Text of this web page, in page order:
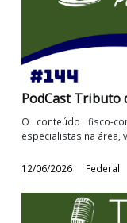
PodCast
O conteúdo
especialistas na
19/06/2026